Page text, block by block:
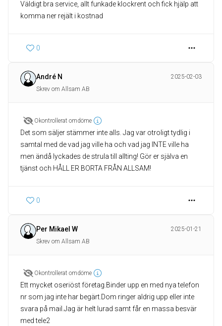
Väldigt bra service, allt funkade klockrent och fick hjälp att
komma ner rejält i kostnad
0
André N
2025-02-03
Skrev om Allsam AB
Okontrollerat omdöme
Det som säljer stämmer inte alls. Jag var otroligt tydlig i
samtal med de vad jag ville ha och vad jag INTE ville ha
men ändå lyckades de strula till allting! Gör er själva en
tjänst och HÅLL ER BORTA FRÅN ALLSAM!
0
Per Mikael W
2025-01-21
Skrev om Allsam AB
Okontrollerat omdöme
Ett mycket oseriöst företag.Binder upp en med nya telefon
nr som jag inte har begärt.Dom ringer aldrig upp eller inte
svara på mail.Jag är helt lurad samt får en massa besvär
med tele2